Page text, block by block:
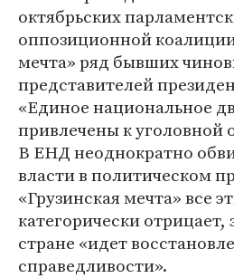
октябрьских
оппозиционной
мечта» ряд бывших
представителей
«Единое национальное
привлечены к уголовной
В ЕНД неоднократно
власти в политическом
«Грузинская мечта» все
категорически отрицает,
стране «идет
справедливости».